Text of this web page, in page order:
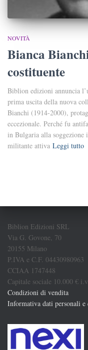
NOVITÀ
Bianca
costituente
Biblion edizioni annuncia
prima uscita della nuova
Bianchi (1914-2000),
eccezionale. Perché fu
in Bulgaria alla
militante attiva Leggi tutto
Biblion Edizioni SRL
Via G. Govone, 70
20155 Milano
P.IVA e C.F. 04430980963
CCIAA 1747448
Capitale sociale 10.000 € i.v.
Condizioni di vendita
Informativa dati personali